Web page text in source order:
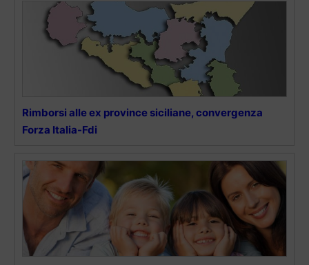
Rimborsi alle ex province siciliane, convergenza
Forza Italia-Fdi